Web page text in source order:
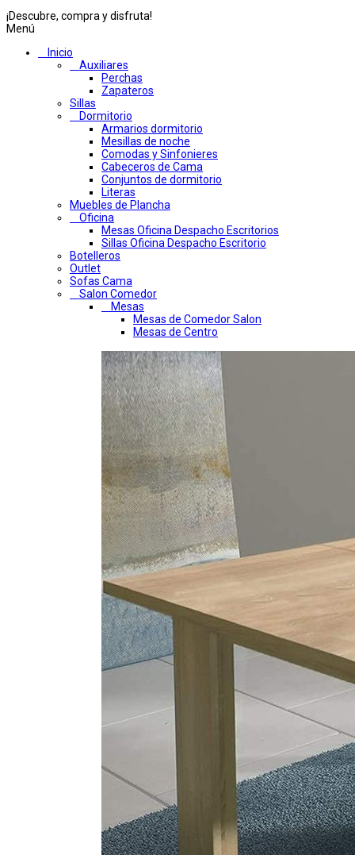
¡Descubre, compra y disfruta!
Menú
Inicio
Auxiliares
Perchas
Zapateros
Sillas
Dormitorio
Armarios dormitorio
Mesillas de noche
Comodas y Sinfonieres
Cabeceros de Cama
Conjuntos de dormitorio
Literas
Muebles de Plancha
Oficina
Mesas Oficina Despacho Escritorios
Sillas Oficina Despacho Escritorio
Botelleros
Outlet
Sofas Cama
Salon Comedor
Mesas
Mesas de Comedor Salon
Mesas de Centro